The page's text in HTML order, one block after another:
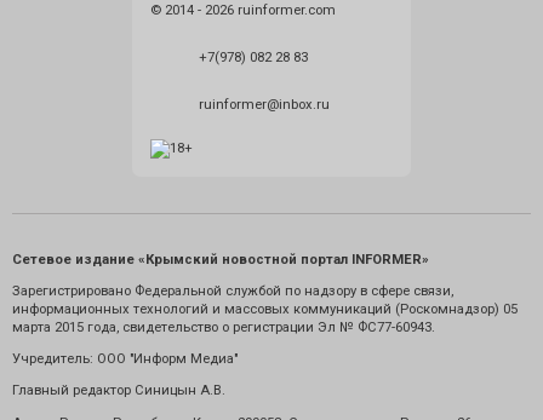
© 2014 - 2026 ruinformer.com
+7(978) 082 28 83
ruinformer@inbox.ru
Сетевое издание «Крымский новостной портал INFORMER»
Зарегистрировано Федеральной службой по надзору в сфере связи,
информационных технологий и массовых коммуникаций (Роскомнадзор) 05
марта 2015 года, свидетельство о регистрации Эл № ФС77-60943.
Учредитель: ООО "Информ Медиа"
Главный редактор Синицын А.В.